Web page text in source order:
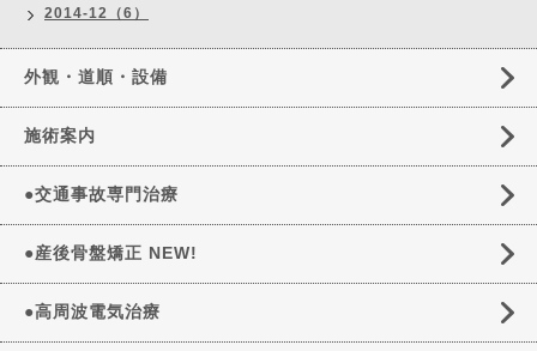
2014-12（6）
外観・道順・設備
施術案内
●交通事故専門治療
●産後骨盤矯正 NEW!
●高周波電気治療